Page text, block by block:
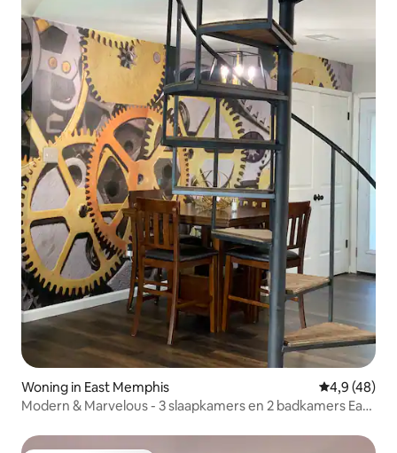
Woning in East Memphis
4,9 (48)
Modern & Marvelous - 3 slaapkamers en 2 badkamers East